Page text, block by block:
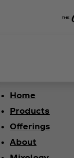
Home
Products
Offerings
About